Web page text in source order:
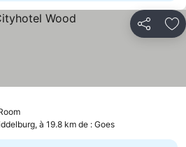
Partager
Consulter les prix
à 19.8 km de : Goes